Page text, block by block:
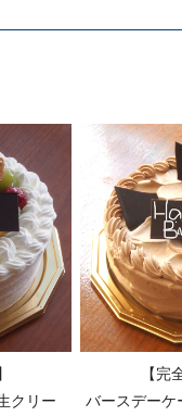
クリー
【完
バースデーケ